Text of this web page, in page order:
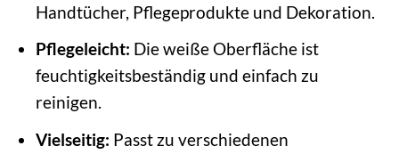
Handtücher, Pflegeprodukte und Dekoration.
Pflegeleicht: Die weiße Oberfläche ist
feuchtigkeitsbeständig und einfach zu
reinigen.
Vielseitig: Passt zu verschiedenen